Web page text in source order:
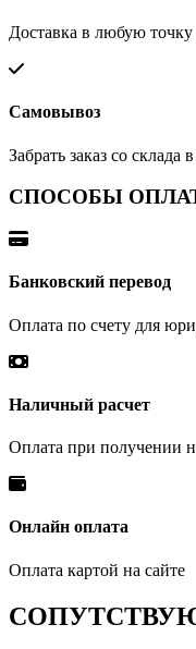
Доставка в любую точку
Самовывоз
Забрать заказ со склада
СПОСОБЫ
Банковский перевод
Оплата по счету для
Наличный расчет
Оплата при получении
Онлайн оплата
Оплата картой на сайте